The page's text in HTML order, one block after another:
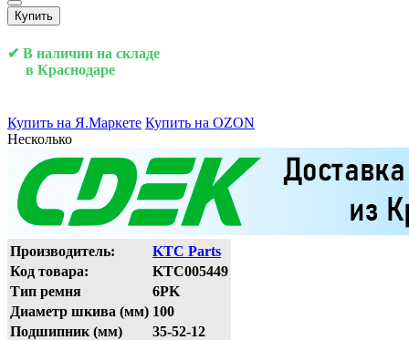
Купить
✔ В наличии на складе
в Краснодаре
Купить на Я.Маркете Купить на OZON
Несколько
Производитель:
KTC Parts
Код товара:
KTC005449
Тип ремня
6PK
Диаметр шкива (мм) 100
Подшипник (мм)
35-52-12